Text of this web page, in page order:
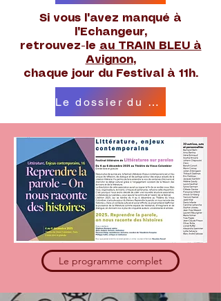
Si vous l'avez manqué à
l'Echangeur,
retrouvez-le au TRAIN BLEU à
Avignon,
chaque jour du Festival à 11h.
Le dossier du CERCLE
Le programme complet